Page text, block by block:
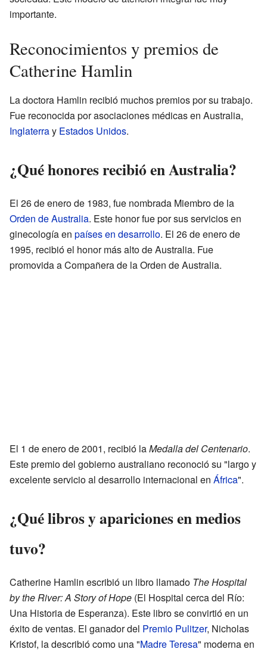
importante.
Reconocimientos y premios de
Catherine Hamlin
La doctora Hamlin recibió muchos premios por su trabajo.
Fue reconocida por asociaciones médicas en Australia,
Inglaterray Estados Unidos.
¿Qué honores recibió en Australia?
El 26 de enero de 1983, fue nombrada Miembro de la
Orden de Australia. Este honor fue por sus servicios en
ginecología en países en desarrollo. El 26 de enero de
1995, recibió el honor más alto de Australia. Fue
promovida a Compañera de la Orden de Australia.
El 1 de enero de 2001, recibió laMedalla del Centenario.
Este premio del gobierno australiano reconoció su "largo y
excelente servicio al desarrollo internacional en África".
¿Qué libros y apariciones en medios
tuvo?
Catherine Hamlin escribió un libro llamado The Hospital
by the River: A Story of Hope (El Hospital cerca del Río:
Una Historia de Esperanza). Este libro se convirtió en un
éxito de ventas. El ganador del Premio Pulitzer, Nicholas
Kristof, la describió como una "Madre Teresa" moderna en